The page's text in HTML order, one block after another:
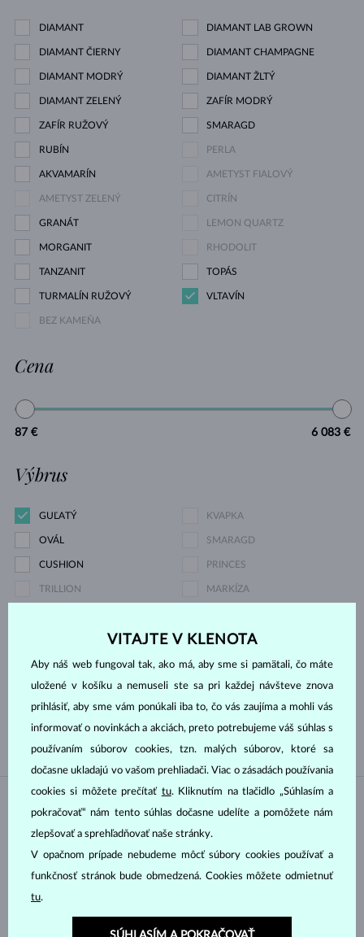
DIAMANT DIAMANT LAB GROWN
DIAMANT ČIERNY DIAMANT CHAMPAGNE
DIAMANT MODRÝ DIAMANT ŽLTÝ
DIAMANT ZELENÝ ZAFÍR MODRÝ
ZAFÍR RUŽOVÝ SMARAGD
RUBÍN PERLA
AKVAMARÍN AMETYST FIALOVÝ
AMETYST ZELENÝ CITRÍN
GRANÁT LEMON QUARTZ
MORGANIT RHODOLIT
TANZANIT TOPÁS
TURMALÍN RUŽOVÝ VLTAVÍN
BEZ KAMEŇA
Cena
87 € 6 083 €
Výbrus
GUĽATÝ KVAPKA
OVÁL SMARAGD
CUSHION PRINCES
TRILLION MARKÍZA
Druh perly
AKOYA
VITAJTE V KLENOTA
Aby náš web fungoval tak, ako má, aby sme si pamätali, čo máte
uložené v košíku a nemuseli ste sa pri každej návšteve znova
prihlásiť, aby sme vám ponúkali iba to, čo vás zaujíma a mohli vás
informovať o novinkách a akciách, preto potrebujeme váš súhlas s
používaním súborov cookies, tzn. malých súborov, ktoré sa
dočasne ukladajú vo vašom prehliadači. Viac o zásadách používania
cookies si môžete prečítať tu. Kliknutím na tlačidlo „Súhlasím a
pokračovať“ nám tento súhlas dočasne udelíte a pomôžete nám
zlepšovať a sprehľadňovať naše stránky.
V opačnom prípade nebudeme môcť súbory cookies používať a
funkčnosť stránok bude obmedzená. Cookies môžete odmietnuť
tu.